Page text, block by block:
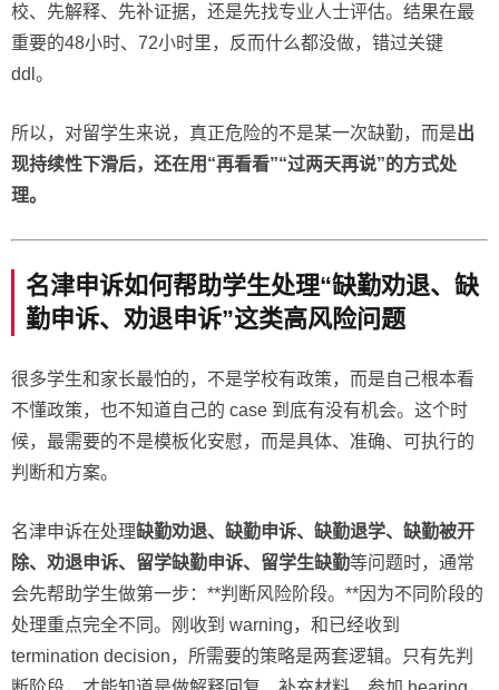
校、先解释、先补证据，还是先找专业人士评估。结果在最
重要的48小时、72小时里，反而什么都没做，错过关键
ddl。
所以，对留学生来说，真正危险的不是某一次缺勤，而是出
现持续性下滑后，还在用“再看看”“过两天再说”的方式处
理。
名津申诉如何帮助学生处理“缺勤劝退、缺
勤申诉、劝退申诉”这类高风险问题
很多学生和家长最怕的，不是学校有政策，而是自己根本看
不懂政策，也不知道自己的 case 到底有没有机会。这个时
候，最需要的不是模板化安慰，而是具体、准确、可执行的
判断和方案。
名津申诉在处理缺勤劝退、缺勤申诉、缺勤退学、缺勤被开
除、劝退申诉、留学缺勤申诉、留学生缺勤等问题时，通常
会先帮助学生做第一步：**判断风险阶段。**因为不同阶段的
处理重点完全不同。刚收到 warning，和已经收到
termination decision，所需要的策略是两套逻辑。只有先判